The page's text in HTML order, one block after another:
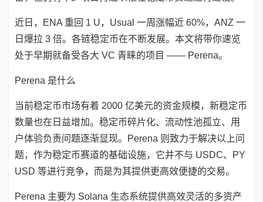
近日，ENA 重回 1 U，Usual 一周涨幅近 60%，ANZ 一
日爆拉 3 倍。各链稳定币在不断发展。本文将带你速览
处于早期就备受各大 VC 青睐的项目 —— Perena。
Perena 是什么
当前稳定币市场有着 2000 亿美元的资金规模，新稳定币
数量也在日益增加。稳定币碎片化、流动性池孤立、用
户体验负责问题逐渐显现。Perena 则致力于解决以上问
题，作为稳定币赛道的基础设施，它并不与 USDC、PY
USD 等进行竞争，而是为其提供更高效便捷的交易。
Perena 主要为 Solana 生态系统提供高效灵活的多资产